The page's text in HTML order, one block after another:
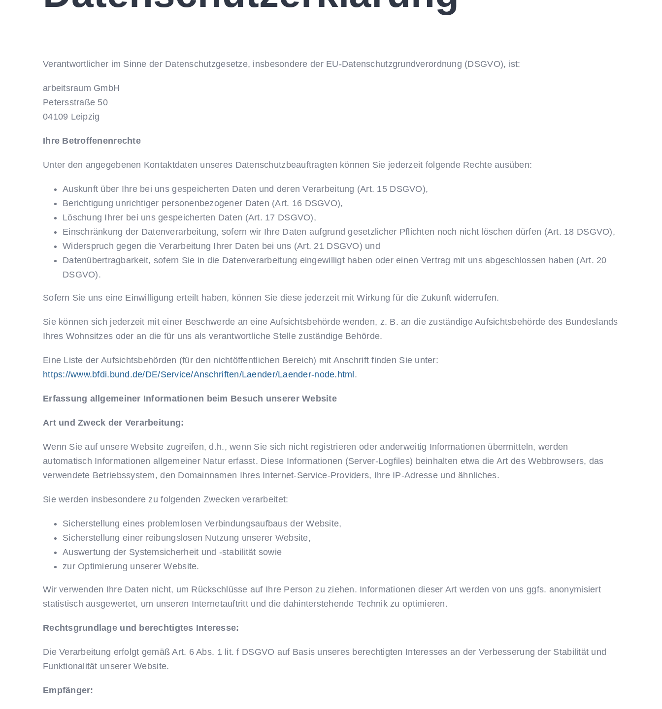
Verantwortlicher im Sinne der Datenschutzgesetze, insbesondere der EU-Datenschutzgrundverordnung (DSGVO), ist:
arbeitsraum GmbH
Petersstraße 50
04109 Leipzig
Ihre Betroffenenrechte
Unter den angegebenen Kontaktdaten unseres Datenschutzbeauftragten können Sie jederzeit folgende Rechte ausüben:
Auskunft über Ihre bei uns gespeicherten Daten und deren Verarbeitung (Art. 15 DSGVO),
Berichtigung unrichtiger personenbezogener Daten (Art. 16 DSGVO),
Löschung Ihrer bei uns gespeicherten Daten (Art. 17 DSGVO),
Einschränkung der Datenverarbeitung, sofern wir Ihre Daten aufgrund gesetzlicher Pflichten noch nicht löschen dürfen (Art. 18 DSGVO),
Widerspruch gegen die Verarbeitung Ihrer Daten bei uns (Art. 21 DSGVO) und
Datenübertragbarkeit, sofern Sie in die Datenverarbeitung eingewilligt haben oder einen Vertrag mit uns abgeschlossen haben (Art. 20
DSGVO).
Sofern Sie uns eine Einwilligung erteilt haben, können Sie diese jederzeit mit Wirkung für die Zukunft widerrufen.
Sie können sich jederzeit mit einer Beschwerde an eine Aufsichtsbehörde wenden, z. B. an die zuständige Aufsichtsbehörde des Bundeslands
Ihres Wohnsitzes oder an die für uns als verantwortliche Stelle zuständige Behörde.
Eine Liste der Aufsichtsbehörden (für den nichtöffentlichen Bereich) mit Anschrift finden Sie unter:
https://www.bfdi.bund.de/DE/Service/Anschriften/Laender/Laender-node.html .
Erfassung allgemeiner Informationen beim Besuch unserer Website
Art und Zweck der Verarbeitung:
Wenn Sie auf unsere Website zugreifen, d.h., wenn Sie sich nicht registrieren oder anderweitig Informationen übermitteln, werden
automatisch Informationen allgemeiner Natur erfasst. Diese Informationen (Server-Logfiles) beinhalten etwa die Art des Webbrowsers, das
verwendete Betriebssystem, den Domainnamen Ihres Internet-Service-Providers, Ihre IP-Adresse und ähnliches.
Sie werden insbesondere zu folgenden Zwecken verarbeitet:
Sicherstellung eines problemlosen Verbindungsaufbaus der Website,
Sicherstellung einer reibungslosen Nutzung unserer Website,
Auswertung der Systemsicherheit und -stabilität sowie
zur Optimierung unserer Website.
Wir verwenden Ihre Daten nicht, um Rückschlüsse auf Ihre Person zu ziehen. Informationen dieser Art werden von uns ggfs. anonymisiert
statistisch ausgewertet, um unseren Internetauftritt und die dahinterstehende Technik zu optimieren.
Rechtsgrundlage und berechtigtes Interesse:
Die Verarbeitung erfolgt gemäß Art. 6 Abs. 1 lit. f DSGVO auf Basis unseres berechtigten Interesses an der Verbesserung der Stabilität und
Funktionalität unserer Website.
Empfänger: